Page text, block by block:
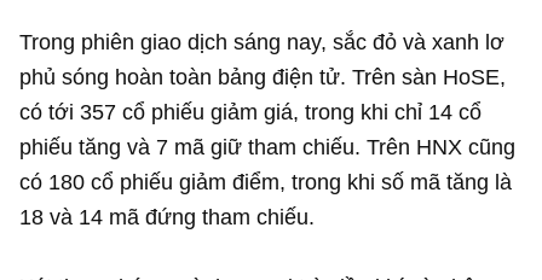
Trong phiên giao dịch sáng nay, sắc đỏ và xanh lơ
phủ sóng hoàn toàn bảng điện tử. Trên sàn HoSE,
có tới 357 cổ phiếu giảm giá, trong khi chỉ 14 cổ
phiếu tăng và 7 mã giữ tham chiếu. Trên HNX cũng
có 180 cổ phiếu giảm điểm, trong khi số mã tăng là
18 và 14 mã đứng tham chiếu.